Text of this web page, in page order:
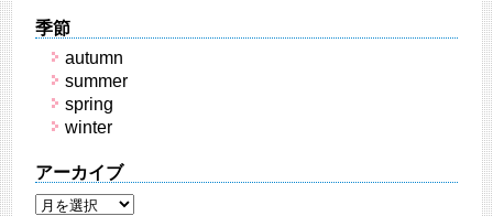
季節
autumn
summer
spring
winter
アーカイブ